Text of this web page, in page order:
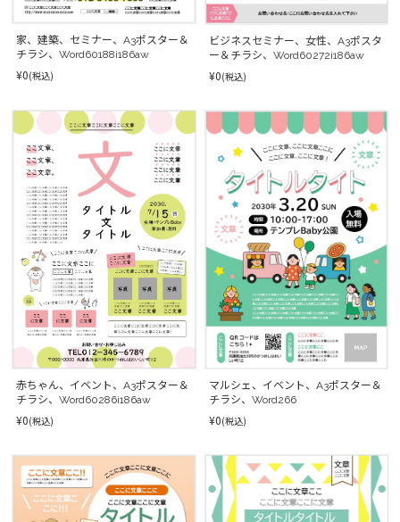
家、建築、セミナー、A3ポスター＆
チラシ、Word60188i186aw
¥0(税込)
ビジネスセミナー、女性、A3ポスタ
ー＆チラシ、Word60272i186aw
¥0(税込)
赤ちゃん、イベント、A3ポスター＆
チラシ、Word60286i186aw
¥0(税込)
マルシェ、イベント、A3ポスター＆
チラシ、Word266
¥0(税込)